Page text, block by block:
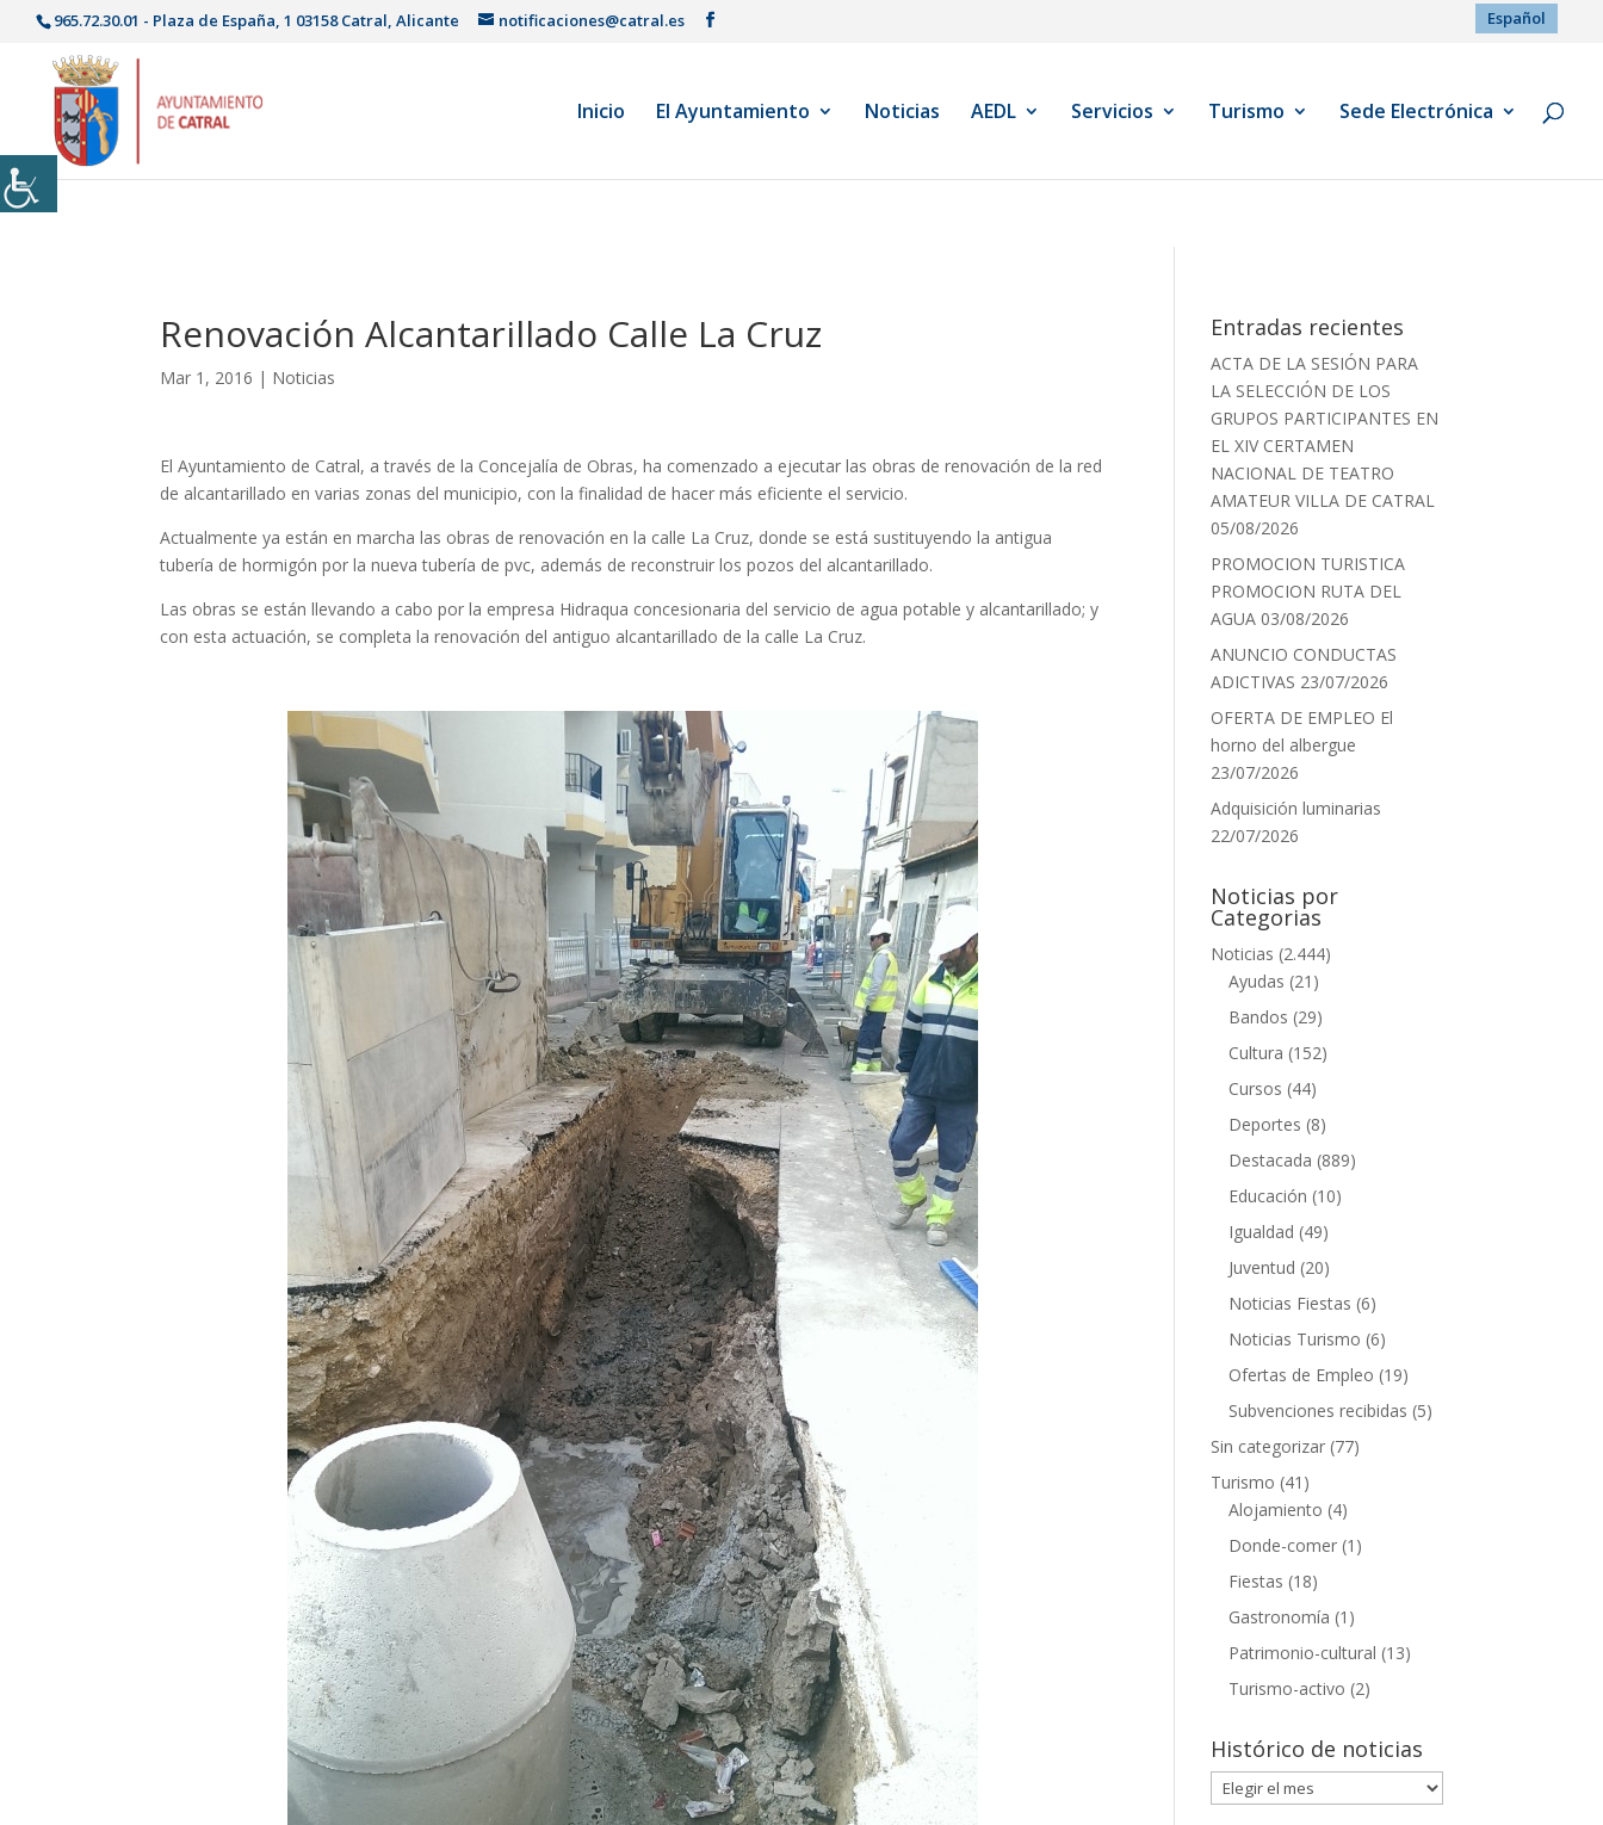
965.72.30.01 - Plaza de España, 1 03158 Catral, Alicante notificaciones@catral.es Español
Inicio El Ayuntamiento Noticias AEDL Servicios Turismo Sede Electrónica
Renovación Alcantarillado Calle La Cruz
Mar 1, 2016 | Noticias
El Ayuntamiento de Catral, a través de la Concejalía de Obras, ha comenzado a ejecutar las obras de renovación de la red
de alcantarillado en varias zonas del municipio, con la finalidad de hacer más eficiente el servicio.
Actualmente ya están en marcha las obras de renovación en la calle La Cruz, donde se está sustituyendo la antigua
tubería de hormigón por la nueva tubería de pvc, además de reconstruir los pozos del alcantarillado.
Las obras se están llevando a cabo por la empresa Hidraqua concesionaria del servicio de agua potable y alcantarillado; y
con esta actuación, se completa la renovación del antiguo alcantarillado de la calle La Cruz.
Entradas recientes
ACTA DE LA SESIÓN PARA
LA SELECCIÓN DE LOS
GRUPOS PARTICIPANTES EN
EL XIV CERTAMEN
NACIONAL DE TEATRO
AMATEUR VILLA DE CATRAL
05/08/2026
PROMOCION TURISTICA
PROMOCION RUTA DEL
AGUA 03/08/2026
ANUNCIO CONDUCTAS
ADICTIVAS 23/07/2026
OFERTA DE EMPLEO El
horno del albergue
23/07/2026
Adquisición luminarias
22/07/2026
Noticias por
Categorias
Noticias (2.444)
Ayudas (21)
Bandos (29)
Cultura (152)
Cursos (44)
Deportes (8)
Destacada (889)
Educación (10)
Igualdad (49)
Juventud (20)
Noticias Fiestas (6)
Noticias Turismo (6)
Ofertas de Empleo (19)
Subvenciones recibidas (5)
Sin categorizar (77)
Turismo (41)
Alojamiento (4)
Donde-comer (1)
Fiestas (18)
Gastronomía (1)
Patrimonio-cultural (13)
Turismo-activo (2)
Histórico de noticias
Histórico
de